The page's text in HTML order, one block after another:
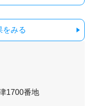
をみる
1700番地